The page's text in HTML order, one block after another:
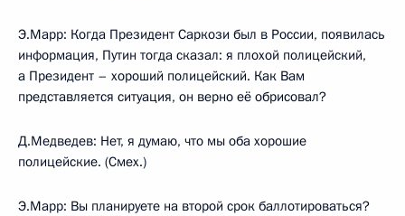
Э.Марр: Когда Президент Саркози был в России, появилась
информация, Путин тогда сказал: я плохой полицейский,
а Президент – хороший полицейский. Как Вам
представляется ситуация, он верно её обрисовал?
Д.Медведев: Нет, я думаю, что мы оба хорошие
полицейские. (Смех.)
Э.Марр: Вы планируете на второй срок баллотироваться?